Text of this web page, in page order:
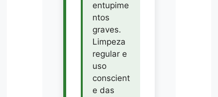
entupime
ntos
graves.
Limpeza
regular e
uso
conscient
e das